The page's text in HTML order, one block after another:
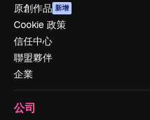
原創作品 新增
Cookie 政策
信任中心
聯盟夥伴
企業
公司